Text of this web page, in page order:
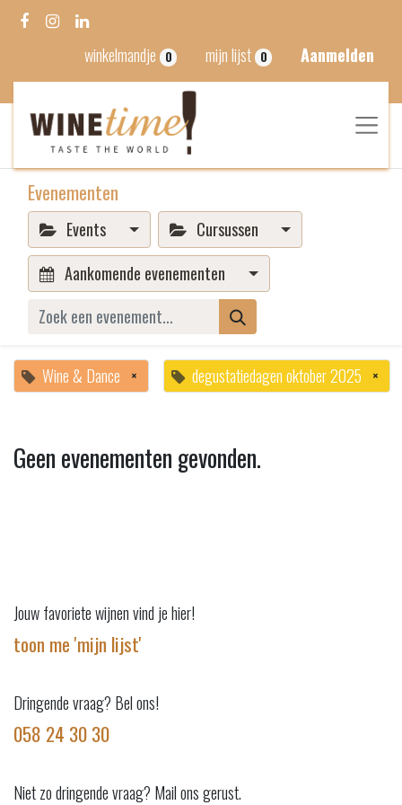
winkelmandje 0 mijn lijst 0 Aanmelden
Evenementen
Events
Cursussen
Aankomende evenementen
Wine & Dance × degustatiedagen oktober 2025 ×
Geen evenementen gevonden.
Jouw favoriete wijnen vind je hier!
toon me 'mijn lijst'
Dringende vraag? Bel ons!
058 24 30 30
Niet zo dringende vraag? Mail ons gerust.